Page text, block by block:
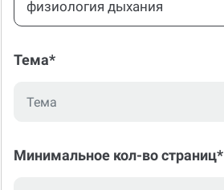
Тема*
Минимальное кол-во страниц*